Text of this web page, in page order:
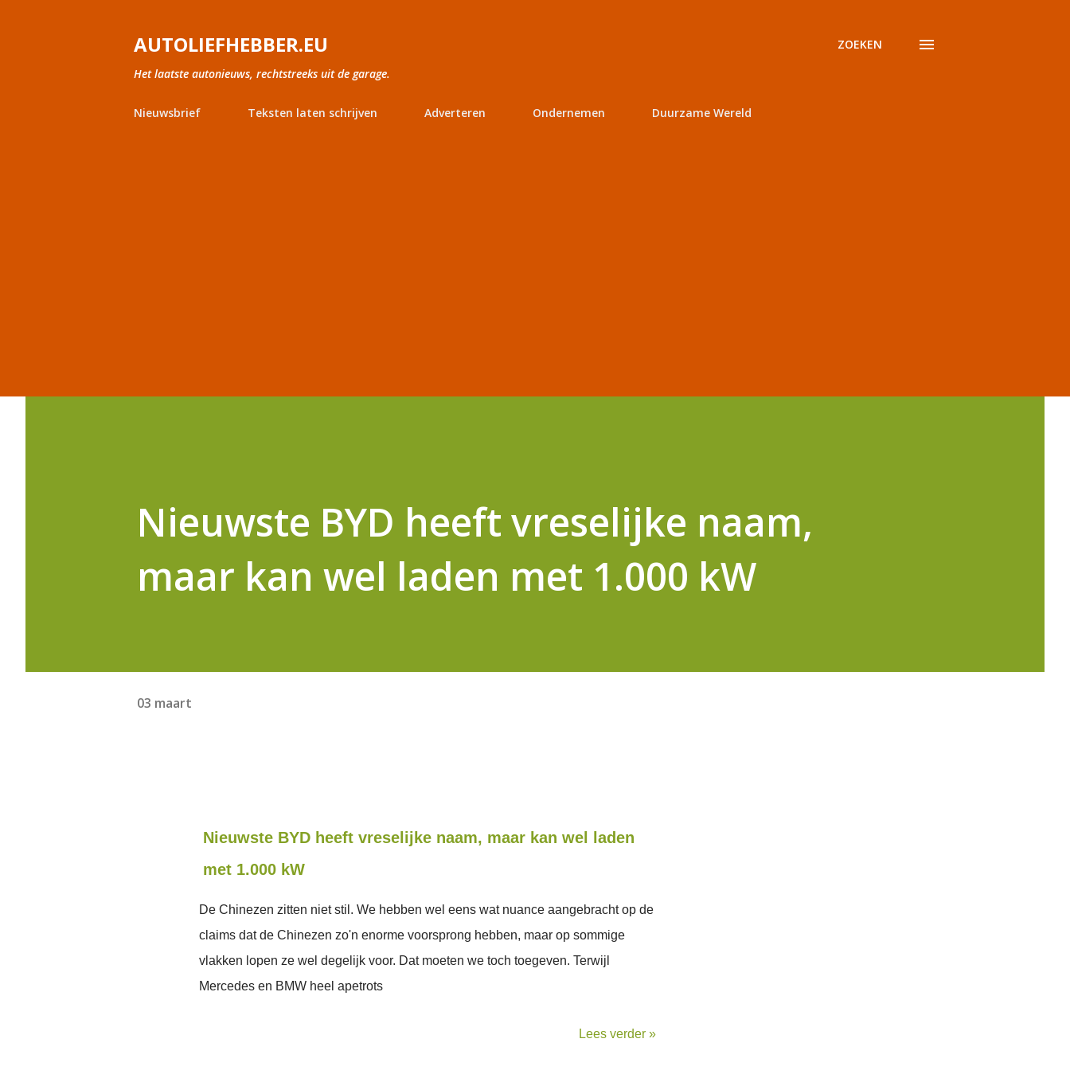
AUTOLIEFHEBBER.EU
Het laatste autonieuws, rechtstreeks uit de garage.
ZOEKEN
Nieuwsbrief Teksten laten schrijven Adverteren Ondernemen Duurzame Wereld
Nieuwste BYD heeft vreselijke naam,
maar kan wel laden met 1.000 kW
03 maart
Nieuwste BYD heeft vreselijke naam, maar kan wel laden
met 1.000 kW
De Chinezen zitten niet stil. We hebben wel eens wat nuance aangebracht op de
claims dat de Chinezen zo'n enorme voorsprong hebben, maar op sommige
vlakken lopen ze wel degelijk voor. Dat moeten we toch toegeven. Terwijl
Mercedes en BMW heel apetrots
Lees verder »